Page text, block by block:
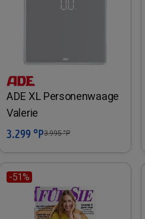
ADE XL Personenwaage
Valerie
In den Warenkorb
3.299 °P3.995°P
-51%